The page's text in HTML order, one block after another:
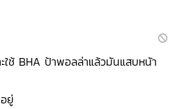
ะใช้ BHA ป้าพอลล่าแล้วมันแสบหนัา
ยู่